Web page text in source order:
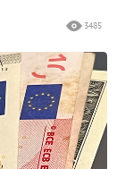
3485